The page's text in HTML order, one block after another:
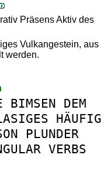
Präsens Aktiv des
Vulkangestein, aus
werden.
BIMSEN DEM
HÄUFIG
PLUNDER
VERBS